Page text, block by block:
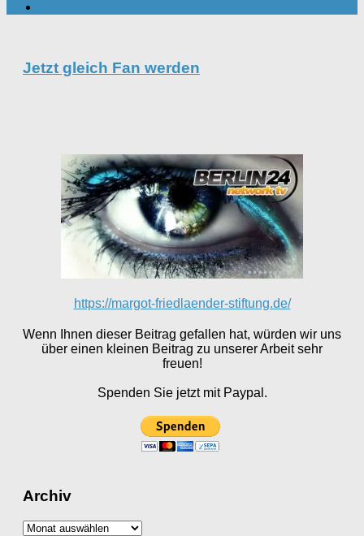
Jetzt gleich Fan werden
https://margot-friedlaender-stiftung.de/
Wenn Ihnen dieser Beitrag gefallen hat, würden wir uns
über einen kleinen Beitrag zu unserer Arbeit sehr
freuen!
Spenden Sie jetzt mit Paypal.
Archiv
Archiv